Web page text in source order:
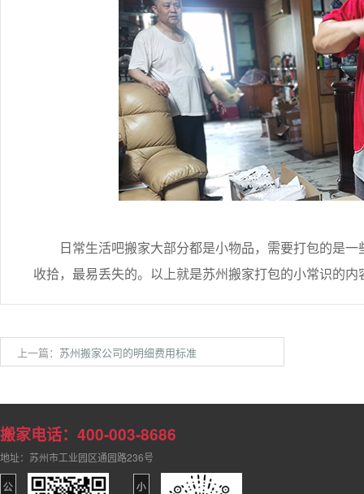
日常生活吧搬家大部分都是小物品，需要打包的是一
收拾，最易丢失的。以上就是苏州搬家打包的小常识的
上一篇： 苏州搬家公司的明细费用标准
搬家电话：400-003-8686
地址：苏州市工业园区通园路236号